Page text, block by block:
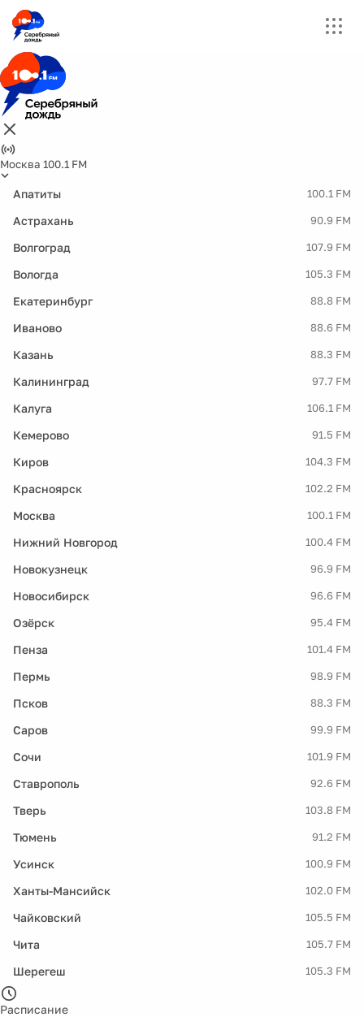
Москва 100.1 FM
Апатиты 100.1 FM
Астрахань 90.9 FM
Волгоград 107.9 FM
Вологда 105.3 FM
Екатеринбург 88.8 FM
Иваново 88.6 FM
Казань 88.3 FM
Калининград 97.7 FM
Калуга 106.1 FM
Кемерово 91.5 FM
Киров 104.3 FM
Красноярск 102.2 FM
Москва 100.1 FM
Нижний Новгород 100.4 FM
Новокузнецк 96.9 FM
Новосибирск 96.6 FM
Озёрск 95.4 FM
Пенза 101.4 FM
Пермь 98.9 FM
Псков 88.3 FM
Саров 99.9 FM
Сочи 101.9 FM
Ставрополь 92.6 FM
Тверь 103.8 FM
Тюмень 91.2 FM
Усинск 100.9 FM
Ханты-Мансийск 102.0 FM
Чайковский 105.5 FM
Чита 105.7 FM
Шерегеш 105.3 FM
Расписание